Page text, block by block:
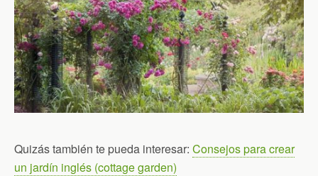
Quizás también te pueda interesar: Consejos para crear
un jardín inglés (cottage garden)